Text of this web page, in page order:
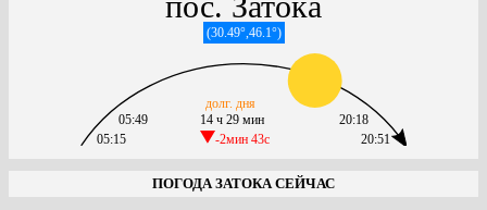
(30.49°,46.1°)
05:15
05:49
14 ч 29 мин
-2мин 43c
долг. дня
20:51
20:18
ПОГОДА ЗАТОКА СЕЙЧАС